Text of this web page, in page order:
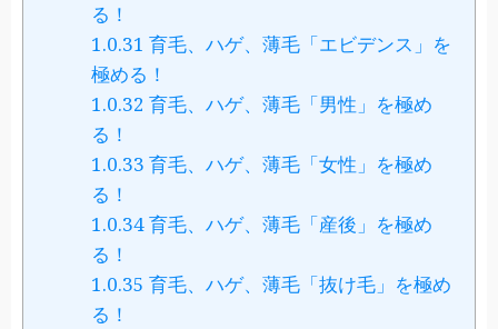
る！
1.0.31 育毛、ハゲ、薄毛「エビデンス」を
極める！
1.0.32 育毛、ハゲ、薄毛「男性」を極め
る！
1.0.33 育毛、ハゲ、薄毛「女性」を極め
る！
1.0.34育毛、ハゲ、薄毛「産後」を極め
る！
1.0.35 育毛、ハゲ、薄毛「抜け毛」を極め
る！